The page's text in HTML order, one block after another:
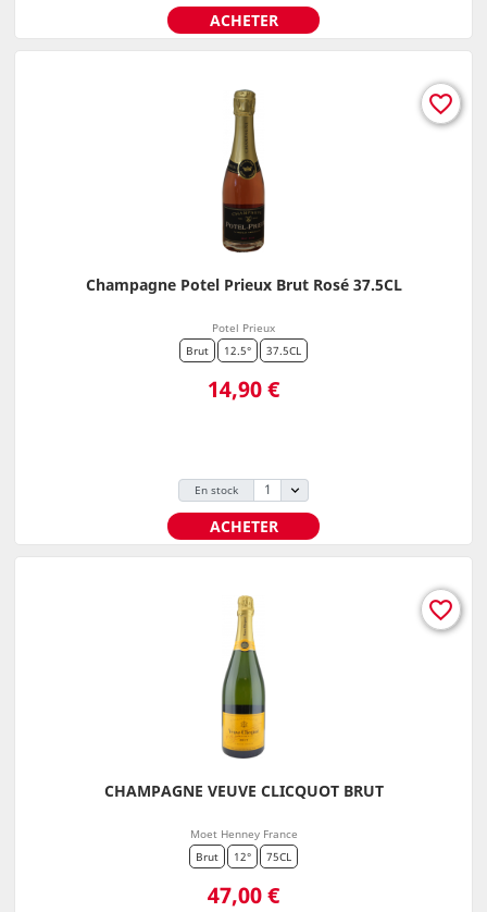
ACHETER
Champagne Potel Prieux Brut Rosé 37.5CL
Potel Prieux
Brut
12.5° 37.5CL
Prix
14,90 €
En stock
ACHETER
favorite_border
CHAMPAGNE VEUVE CLICQUOT BRUT
Moet Henney France
Brut
12° 75CL
Prix
47,00 €
favorite_border